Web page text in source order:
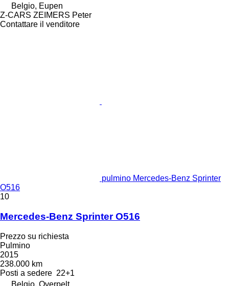
Belgio, Eupen
Z-CARS ZEIMERS Peter
Contattare il venditore
pulmino Mercedes-Benz Sprinter
O516
10
Mercedes-Benz Sprinter O516
Prezzo su richiesta
Pulmino
2015
238.000 km
Posti a sedere 22+1
Belgio, Overpelt